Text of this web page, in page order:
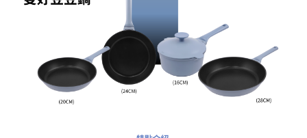
相關說明
AFTEE先享後付是「在收到商品之後才付款」的支付方式。 讓您購物簡單
１．簡單：不需註冊會員、不需綁卡、不需儲值。
２．便利：只要手機號碼，簡訊認證，即可結帳。
３．安心：先確認商品／服務後，再付款。
【「AFTEE先享後付」結帳流程】
運送方式
新竹貨運
每筆NT$150，滿NT$4,000(含以上)免運費